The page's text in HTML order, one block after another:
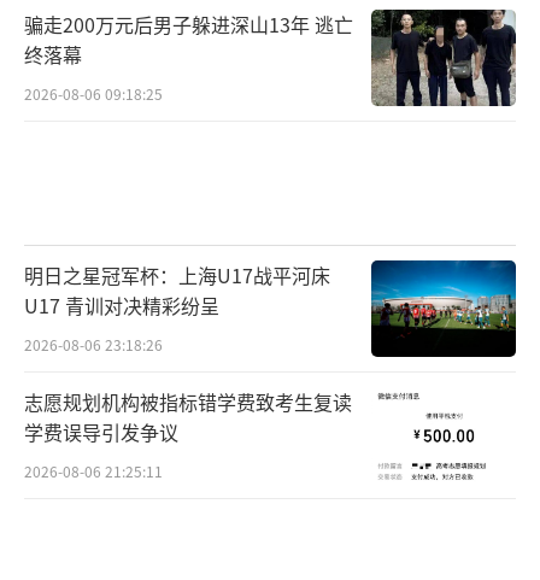
骗走200万元后男子躲进深山13年 逃亡
终落幕
2026-08-06 09:18:25
明日之星冠军杯：上海U17战平河床
U17 青训对决精彩纷呈
2026-08-06 23:18:26
志愿规划机构被指标错学费致考生复读
学费误导引发争议
2026-08-06 21:25:11